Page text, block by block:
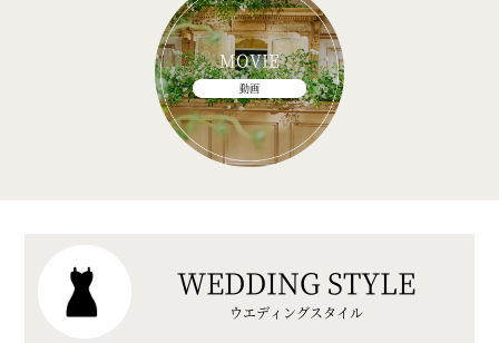
MOVIE
動画
WEDDING STYLE
ウエディングスタイル